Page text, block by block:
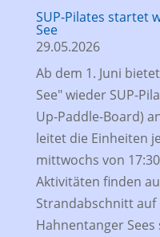
SUP-Pilates startet
See
29.05.2026
Ab dem 1. Juni
See" wieder SUP-
Up-Paddle-Board)
leitet die Einheiten
mittwochs von
Aktivitäten finden
Strandabschnitt auf
Hahnentanger